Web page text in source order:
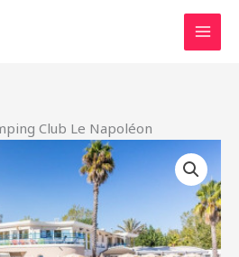
Club Le Napoléon